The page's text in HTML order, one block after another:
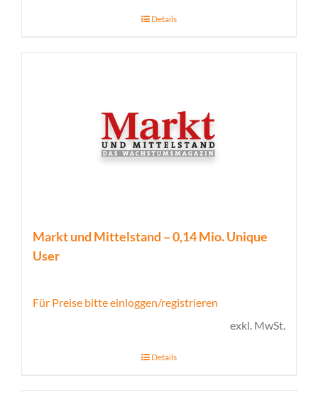
Details
Markt und Mittelstand – 0,14 Mio. Unique
User
Für Preise bitte einloggen/registrieren
exkl. MwSt.
Details